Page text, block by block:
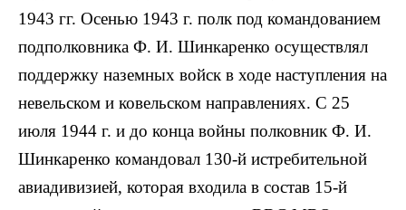
1943 гг. Осенью 1943 г. полк под командованием
подполковника Ф. И. Шинкаренко осуществлял
поддержку наземных войск в ходе наступления на
невельском и ковельском направлениях. С 25
июля 1944 г. и до конца войны полковник Ф. И.
Шинкаренко командовал 130-й истребительной
авиадивизией, которая входила в состав 15-й